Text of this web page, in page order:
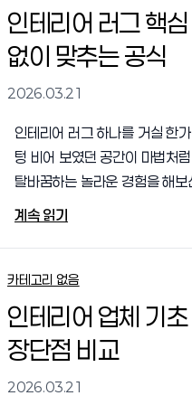
하는 과정은 매일 밤잠을 설치
무작정 시공사에 요구했다가 좁
공간이 답답해지는 뼈아픈 실패
인테리어 러그 핵
없이 맞추는 공식
2026.03.21
인테리어 러그 하나를 거실 한
텅 비어 보였던 공간이 마법처
탈바꿈하는 놀라운 경험을 해
이사를 하거나 오래된 가구를
썰렁하게 느껴지는 때가 있습
테이블만 덩그러니 놓여있을 때
노는 듯한 느낌을 줍니다. 하지
직물이 바닥을 부드럽게 감싸주
하나의 캔버스 위에서 조화롭게
계속 읽기
카테고리 없음
인테리어 업체 기
장단점 비교
2026.03.21